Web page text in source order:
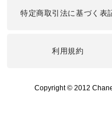
特定商取引法に基づく表
利用規約
Copyright © 2012